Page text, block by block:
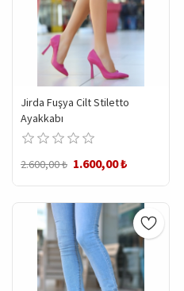
Jirda Fuşya Cilt Stiletto
Ayakkabı
2.600,00 ₺ 1.600,00 ₺